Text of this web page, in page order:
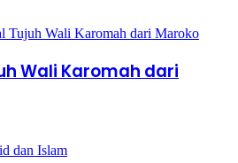
Wali Karomah dari